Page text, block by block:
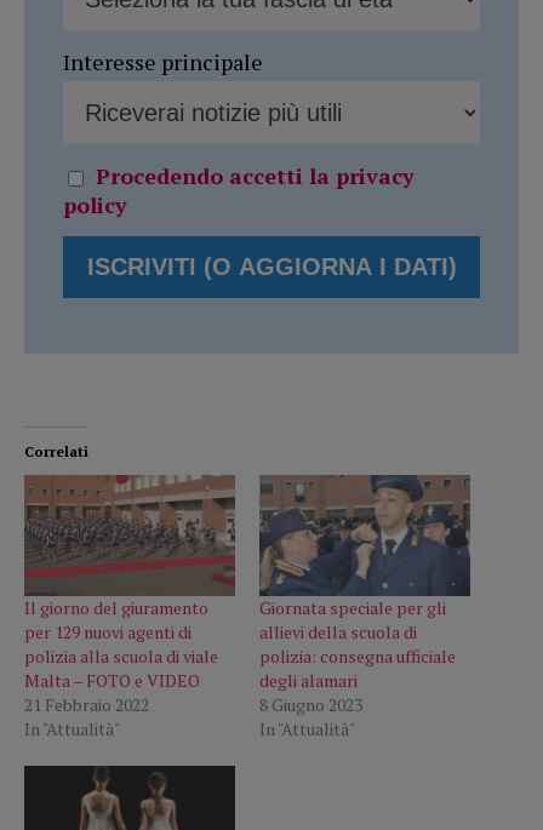
Interesse principale
Procedendo accetti la privacy
policy
Correlati
Il giorno del giuramento
per 129 nuovi agenti di
polizia alla scuola di viale
Malta – FOTO e VIDEO
21 Febbraio 2022
In "Attualità"
Giornata speciale per gli
allievi della scuola di
polizia: consegna ufficiale
degli alamari
8 Giugno 2023
In "Attualità"